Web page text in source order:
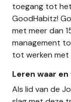
toegang tot
GoodHabitz!
met meer dan
management
tot werken met
Leren waar
Als lid van de